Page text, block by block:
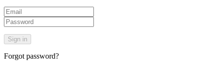
Forgot password?